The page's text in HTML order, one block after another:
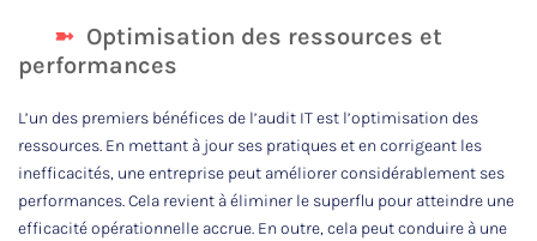
Optimisation des ressources et
performances
L’un des premiers bénéfices de l’audit IT est l’optimisation des
ressources. En mettant à jour ses pratiques et en corrigeant les
inefficacités, une entreprise peut améliorer considérablement ses
performances. Cela revient à éliminer le superflu pour atteindre une
efficacité opérationnelle accrue. En outre, cela peut conduire à une